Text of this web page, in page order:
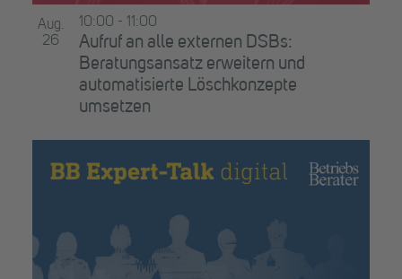
Aug.
26
Aufruf an alle externen DSBs:
Beratungsansatz erweitern und
automatisierte Löschkonzepte
umsetzen
10:00 - 11:00